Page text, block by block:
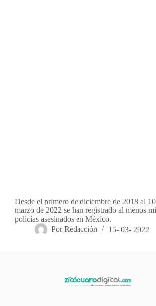
Desde el primero de diciembre de 2018 al
marzo de 2022 se han registrado al menos
policías asesinados en México.
Por Redacción 15- 03- 2022